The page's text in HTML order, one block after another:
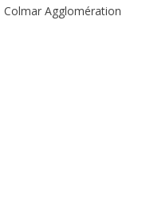
Colmar Agglomération